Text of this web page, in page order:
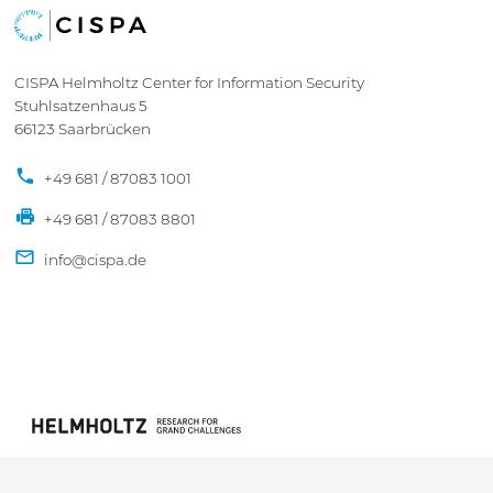
CISPA Helmholtz Center for Information Security
Stuhlsatzenhaus 5
66123 Saarbrücken
+49 681 / 87083 1001
+49 681 / 87083 8801